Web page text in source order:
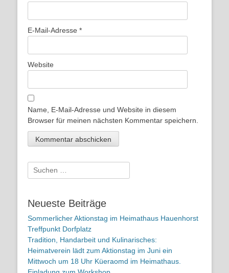
E-Mail-Adresse *
Website
Name, E-Mail-Adresse und Website in diesem
Browser für meinen nächsten Kommentar speichern.
Suchen
nach:
Neueste Beiträge
Sommerlicher Aktionstag im Heimathaus Hauenhorst
Treffpunkt Dorfplatz
Tradition, Handarbeit und Kulinarisches:
Heimatverein lädt zum Aktionstag im Juni ein
Mittwoch um 18 Uhr Küeraomd im Heimathaus.